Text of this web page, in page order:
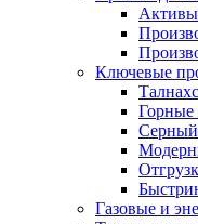
Активы
Ключевые
Горные
Серный
Газовые и